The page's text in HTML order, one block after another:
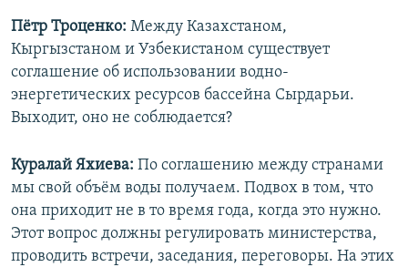
Пётр Троценко: Между Казахстаном,
Кыргызстаном и Узбекистаном существует
соглашение об использовании водно-
энергетических ресурсов бассейна Сырдарьи.
Выходит, оно не соблюдается?
Куралай Яхиева: По соглашению между странами
мы свой объём воды получаем. Подвох в том, что
она приходит не в то время года, когда это нужно.
Этот вопрос должны регулировать министерства,
проводить встречи, заседания, переговоры. На этих